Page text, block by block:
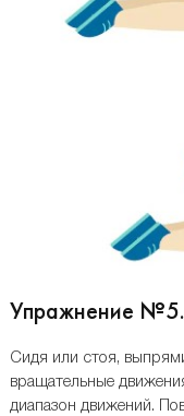
Упражнение №5.
Сидя или стоя,
вращательные
диапазон движений.